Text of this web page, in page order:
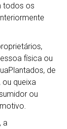
todos os
física ou
de
queixa
ou
a